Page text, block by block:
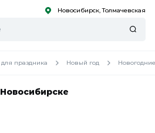
Новосибирск, Толмачевская
для праздника Новый год